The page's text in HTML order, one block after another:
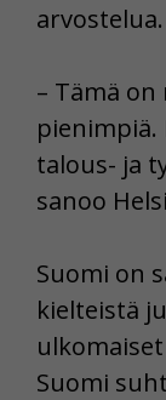
arvostelua.
– Tämä
pienimpiä.
talous- ja
sanoo
Suomi on
kielteistä
Suomi